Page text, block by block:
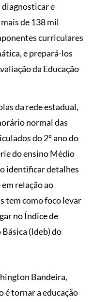
diagnosticar e
de 138 mil
curriculares
e prepará-los
da Educação
da rede estadual,
normal das
do 2º ano do
do ensino Médio
identificar detalhes
relação ao
tem como foco levar
no Índice de
(Ideb) do
Bandeira,
é tornar a educação